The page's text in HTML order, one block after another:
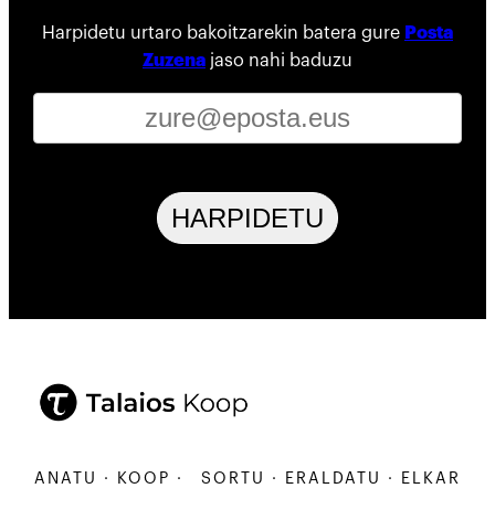
Harpidetu urtaro bakoitzarekin batera gure Posta
Zuzena jaso nahi baduzu
HARPIDETU
· KOOP · SORTU · ERALDATU ·